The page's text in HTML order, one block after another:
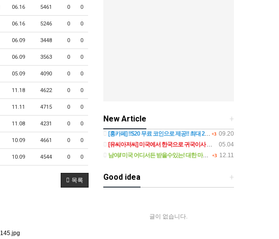
06.16 5461 0 0
06.16 5246 0 0
06.09 3448 0 0
06.09 3563 0 0
05.09 4090 0 0
11.18 4622 0 0
11.11 4715 0 0
11.08 4231 0 0
10.09 4661 0 0
10.09 4544 0 0
목록
+
New Article
+3 09.20
[홍카페] ‼$20 무료 코인으로 제공‼ 최대 20분 전화 운세 상담 시작하세요!
05.04
[유씨아저씨] 미국에서 한국으로 귀국이사 여유롭게 준비해 보기
+3 12.11
남여// 미국 어디서든 받을수있는! 대한 마사지 ~
+
Good idea
글이 없습니다.